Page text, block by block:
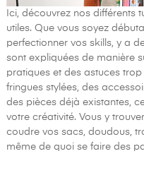
Ici, découvrez nos différents
utiles. Que vous soyez
perfectionner vos skills, y a
sont expliquées de manière
pratiques et des astuces
fringues stylées, des
des pièces déjà existantes,
votre créativité. Vous y
coudre vos sacs, doudous,
même de quoi se faire des